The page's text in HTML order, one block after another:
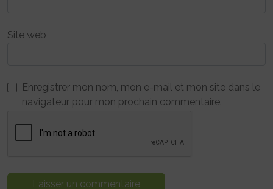
Site web
Enregistrer mon nom, mon e-mail et mon site dans le
navigateur pour mon prochain commentaire.